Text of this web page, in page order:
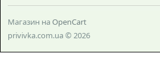
Магазин на OpenCart
privivka.com.ua © 2026